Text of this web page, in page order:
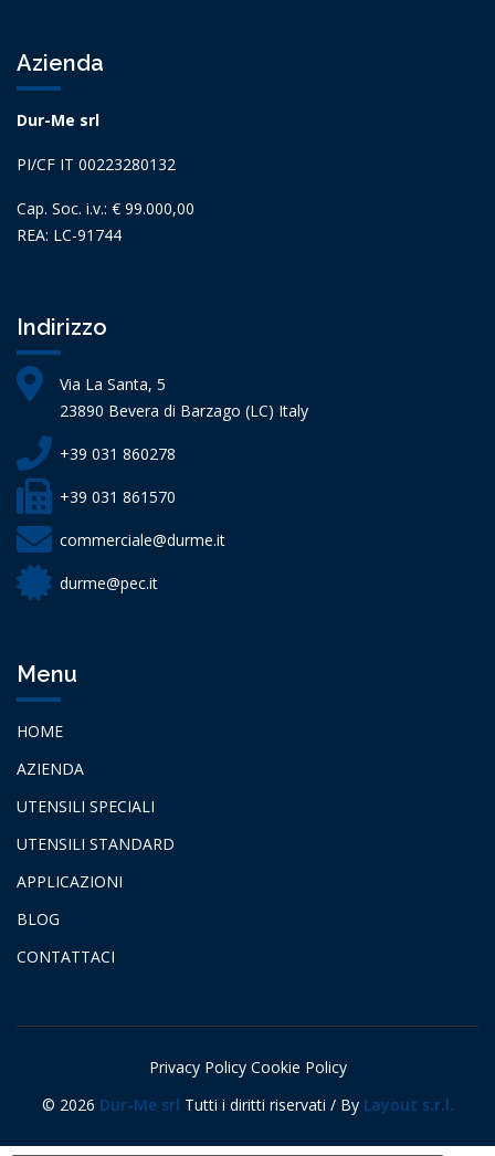
Azienda
Dur-Me srl
PI/CF IT 00223280132
Cap. Soc. i.v.: € 99.000,00
REA: LC-91744
Indirizzo
Via La Santa, 5
23890 Bevera di Barzago (LC) Italy
+39 031 860278
+39 031 861570
commerciale@durme.it
durme@pec.it
Menu
HOME
AZIENDA
UTENSILI SPECIALI
UTENSILI STANDARD
APPLICAZIONI
BLOG
CONTATTACI
Privacy Policy Cookie Policy
© 2026 Dur-Me srl Tutti i diritti riservati / By Layout s.r.l.